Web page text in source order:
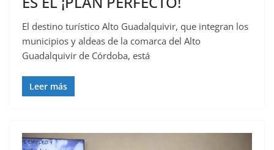
El destino turístico Alto Guadalquivir, que integran los
municipios y aldeas de la comarca del Alto
Guadalquivir de Córdoba, está
Leer más